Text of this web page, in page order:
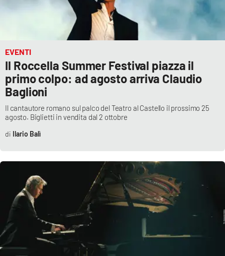
Laconair.it
Lacitymag.it
Lacapitalenews.it
Cosenzachannel.it
Ilvibonese.it
Catanzarochannel.it
EVENTI
Il Roccella Summer Festival piazza il
primo colpo: ad agosto arriva Claudio
Baglioni
Il cantautore romano sul palco del Teatro al Castello il prossimo 25
agosto. Biglietti in vendita dal 2 ottobre
Ilario Balì